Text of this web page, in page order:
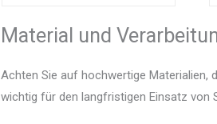
Material und
Achten Sie auf hochwertige Materialien,
wichtig für den langfristigen Einsatz von